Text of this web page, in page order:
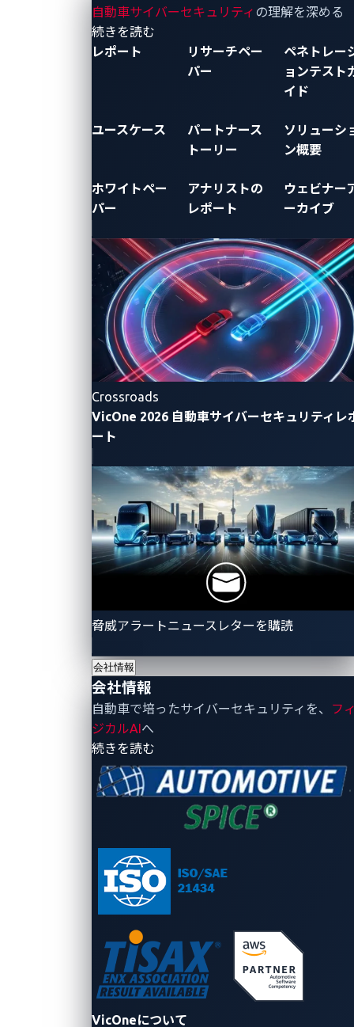
自動車サイバーセキュリティ の理解を深める
続きを読む
レポート
リサーチペー
パー
ペネトレー
ョンテスト
イド
ユースケース
パートナース
トーリー
ソリューシ
ン概要
ホワイトペー
パー
アナリストの
レポート
ウェビナー
ーカイブ
Crossroads
VicOne 2026 自動車サイバーセキュリティレ
ート
脅威アラートニュースレターを購読
会社情報
会社情報
自動車で培ったサイバーセキュリティを、
フ
ジカルAIへ
続きを読む
VicOneについて
CANネットワーク：
インECU、ゲートウェイECU間の診断・制御メッ
インフォテインメント、ADASシステ
ボディ系ECU（照明、シート、ウィンドウ
FlexRay：安全・制御リアルタイム系ネットワー
ク（高級車種やADAS）等
ゲートウェイ：クロスドメインアクセス制御・ロ
グ監視機能等
外部インタフェース
（WiFi/BLE/NFC/UWB/RF/セルラ
無線・近接IFのネットワークプロトコルや仕様の脆弱
性や不備等を確認します。
例：Wi-Fi、Bluetooth、NFC、UWB、RF、セルラー等
【テスト時の留意点】
無線通信を用いる場合は電波法の順守が必須で
す。必要に応じて電磁シールド環境やシミュレー
タを利用するなど配慮が必要になります。
オフボードAPI（サーバ・アプリ・
ID基盤）
バックエンドAPI、モバイルアプリ等のOWASPの脆弱
性や不備を確認します。
例：サーバー、API、Web画面、モバイルアプリ等
車両全体
車両全体に対してより現実的な攻撃者視点で評価しま
す。ECU単体/ネットワークでは見えにくい攻撃面（ア
タックサーフェス）の発見、連鎖的な攻撃パス（例：
外部IF→GW→診断→制御ECU）や、ネットワークや権
一方で、外部到達性がない単体レベルの脆弱性は検出
対象外になりやすい点に留意します。
例：実車、実車同等の統合ベンチ（ECU群＋ネットワ